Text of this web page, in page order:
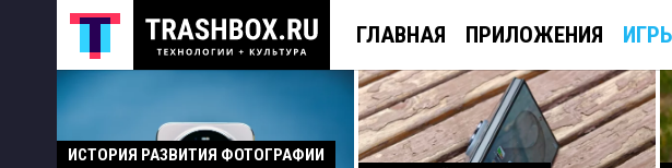
ГЛАВНАЯ ПРИЛОЖЕНИЯ
ИСТОРИЯ РАЗВИТИЯ ФОТОГРАФИИ